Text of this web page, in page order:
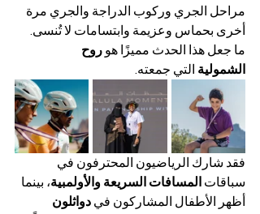
مراحل الجري وركوب الدراجة والجري مرة
أخرى بحماس وعزيمة وابتسامات لا تُنسى.
ما جعل هذا الحدث مميزًا هو روح
الشمولية التي جمعته.
فقد شارك الرياضيون المحترفون في
سباقات المسافات السريعة والأولمبية، بينما
أظهر الأطفال المشاركون في دواثلون